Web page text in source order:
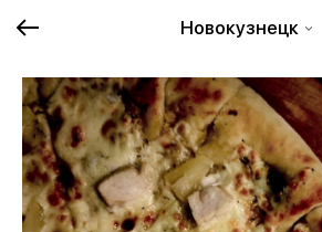
Новокузнецк